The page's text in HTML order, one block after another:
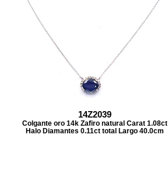
14Z2039
Colgante oro 14k Zafiro natural Carat 1.08ct
Halo Diamantes 0.11ct total Largo 40.0cm